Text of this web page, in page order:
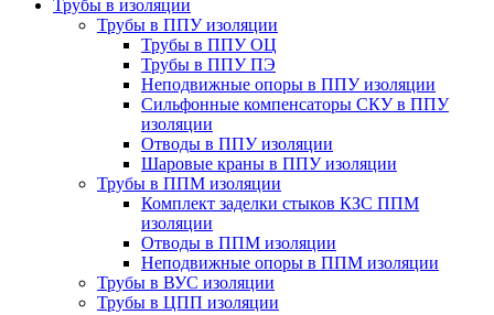
Трубы в изоляции
Трубы в ППУ изоляции
Трубы в ППУ ОЦ
Трубы в ППУ ПЭ
Неподвижные опоры в ППУ изоляции
Сильфонные компенсаторы СКУ в ППУ
изоляции
Отводы в ППУ изоляции
Шаровые краны в ППУ изоляции
Трубы в ППМ изоляции
Комплект заделки стыков КЗС ППМ
изоляции
Отводы в ППМ изоляции
Неподвижные опоры в ППМ изоляции
Трубы в ВУС изоляции
Трубы в ЦПП изоляции